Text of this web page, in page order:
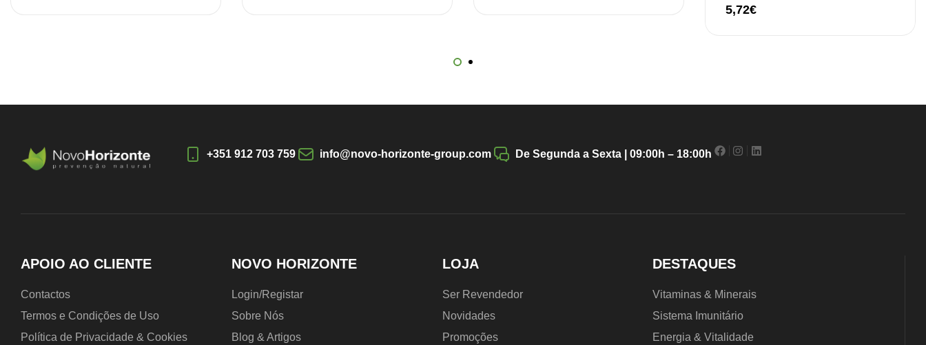
5,72€
+351 912 703 759 info@novo-horizonte-group.com De Segunda a Sexta | 09:00h – 18:00h
APOIO AO CLIENTE
Contactos
Termos e Condições de Uso
Política de Privacidade & Cookies
NOVO HORIZONTE
Login/Registar
Sobre Nós
Blog & Artigos
LOJA
Ser Revendedor
Novidades
Promoções
DESTAQUES
Vitaminas & Minerais
Sistema Imunitário
Energia & Vitalidade